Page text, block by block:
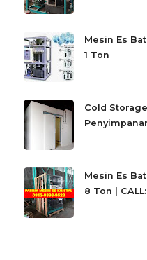
Mesin Es
1 Ton
Cold
Mesin Es
8 Ton |